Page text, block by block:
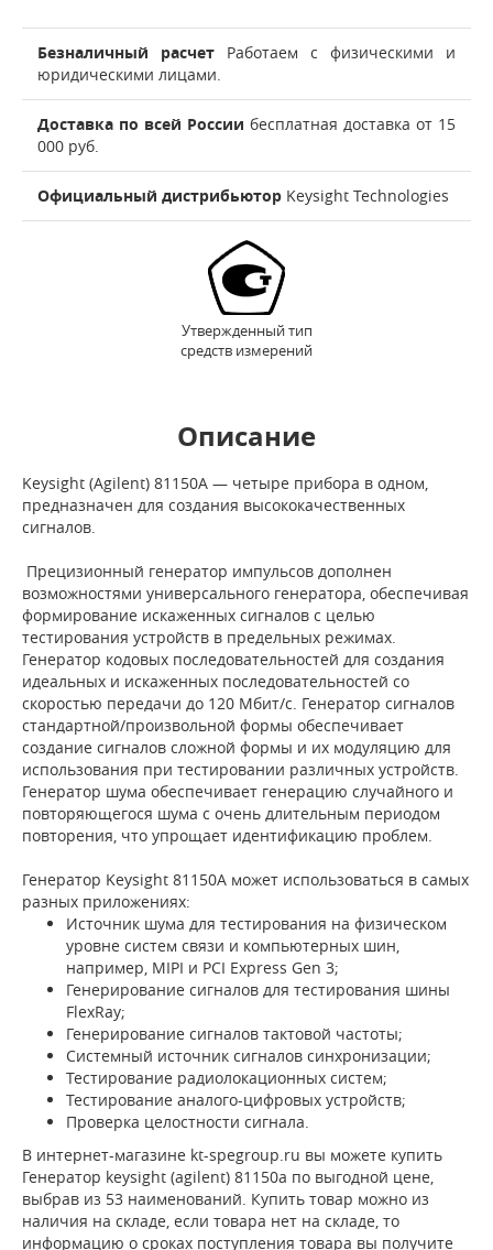
Безналичный расчет Работаем с физическими и
юридическими лицами.
Доставка по всей России бесплатная доставка от 15
000 руб.
Официальный дистрибьютор Keysight Technologies
Утвержденный тип
средств измерений
Описание
Keysight (Agilent) 81150A — четыре прибора в одном,
предназначен для создания высококачественных
сигналов.
Прецизионный генератор импульсов дополнен
возможностями универсального генератора, обеспечивая
формирование искаженных сигналов с целью
тестирования устройств в предельных режимах.
Генератор кодовых последовательностей для создания
идеальных и искаженных последовательностей со
скоростью передачи до 120 Мбит/с. Генератор сигналов
стандартной/произвольной формы обеспечивает
создание сигналов сложной формы и их модуляцию для
использования при тестировании различных устройств.
Генератор шума обеспечивает генерацию случайного и
повторяющегося шума с очень длительным периодом
повторения, что упрощает идентификацию проблем.
Генератор Keysight 81150A может использоваться в самых
разных приложениях:
Источник шума для тестирования на физическом
уровне систем связи и компьютерных шин,
например, MIPI и PCI Express Gen 3;
Генерирование сигналов для тестирования шины
FlexRay;
Генерирование сигналов тактовой частоты;
Системный источник сигналов синхронизации;
Тестирование радиолокационных систем;
Тестирование аналого-цифровых устройств;
Проверка целостности сигнала.
В интернет-магазине kt-spegroup.ru вы можете купить
Генератор keysight (agilent) 81150a по выгодной цене,
выбрав из 53 наименований. Купить товар можно из
наличия на складе, если товара нет на складе, то
информацию о сроках поступления товара вы получите